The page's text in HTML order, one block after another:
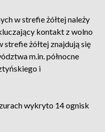
w strefie żółtej należy
kontakt z wolno
żółtej znajdują się
m.in. północne
i
wykryto 14 ognisk